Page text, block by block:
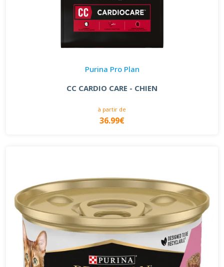
Purina Pro Plan
CC CARDIO CARE - CHIEN
à partir de
36.99€